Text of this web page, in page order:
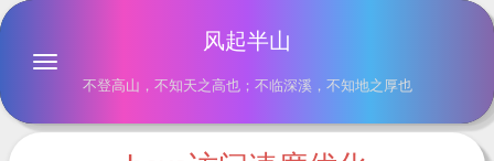
风起半山
不登高山，不知天之高也；不临深溪，不知地之厚也